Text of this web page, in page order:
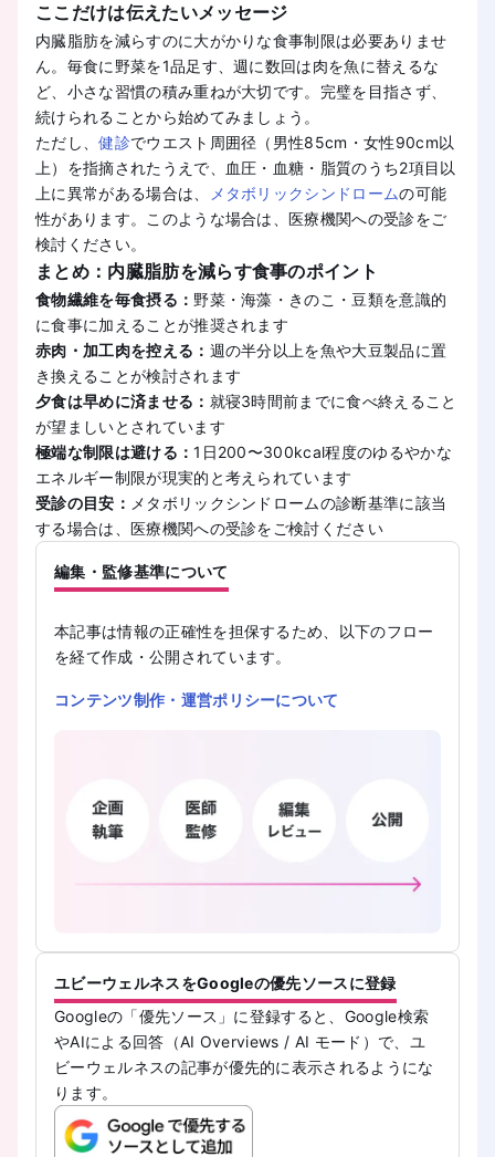
ここだけは伝えたいメッセージ
内臓脂肪を減らすのに大がかりな食事制限は必要ありませ
ん。毎食に野菜を1品足す、週に数回は肉を魚に替えるな
ど、小さな習慣の積み重ねが大切です。完璧を目指さず、
続けられることから始めてみましょう。
ただし、健診でウエスト周囲径（男性85cm・女性90cm以
上）を指摘されたうえで、血圧・血糖・脂質のうち2項目以
上に異常がある場合は、
メタボリックシンドロームの可能
性があります。このような場合は、医療機関への受診をご
検討ください。
まとめ：内臓脂肪を減らす食事のポイント
食物繊維を毎食摂る： 野菜・海藻・きのこ・豆類を意識的
に食事に加えることが推奨されます
赤肉・加工肉を控える： 週の半分以上を魚や大豆製品に置
き換えることが検討されます
夕食は早めに済ませる： 就寝3時間前までに食べ終えること
が望ましいとされています
極端な制限は避ける：1日200〜300kcal程度のゆるやかな
エネルギー制限が現実的と考えられています
受診の目安： メタボリックシンドロームの診断基準に該当
する場合は、医療機関への受診をご検討ください
編集・監修基準について
本記事は情報の正確性を担保するため、以下のフロー
を経て作成・公開されています。
コンテンツ制作・運営ポリシーについて
ユビーウェルネスをGoogleの優先ソースに登録
Googleの「優先ソース」に登録すると、Google検索
やAIによる回答（AI Overviews / AI モード）で、ユ
ビーウェルネスの記事が優先的に表示されるようにな
ります。